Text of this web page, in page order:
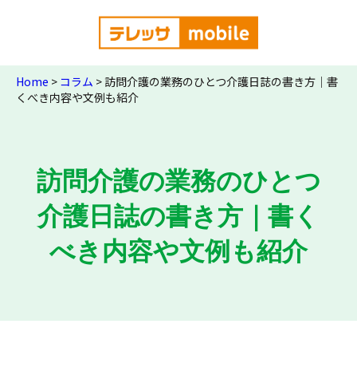
Home > コラム > 訪問介護の業務のひとつ介護日誌の書き方｜書
くべき内容や文例も紹介
訪問介護の業務のひとつ
介護日誌の書き方｜書く
べき内容や文例も紹介